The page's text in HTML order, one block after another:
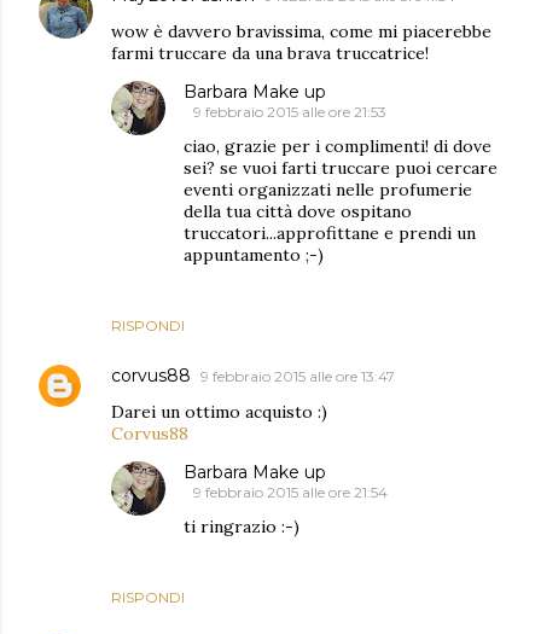
wow è davvero bravissima, come mi piacerebbe
farmi truccare da una brava truccatrice!
RISPONDI
Barbara Make up
9 febbraio 2015 alle ore 21:53
ciao, grazie per i complimenti! di dove
sei? se vuoi farti truccare puoi cercare
eventi organizzati nelle profumerie
della tua città dove ospitano
truccatori...approfittane e prendi un
appuntamento ;-)
corvus88 9 febbraio 2015 alle ore 13:47
Darei un ottimo acquisto :)
Corvus88
RISPONDI
Barbara Make up
9 febbraio 2015 alle ore 21:54
ti ringrazio :-)